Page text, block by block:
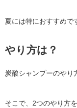
夏には特におすすめで
やり方は？
炭酸シャンプーのやり
そこで、2つのやり方